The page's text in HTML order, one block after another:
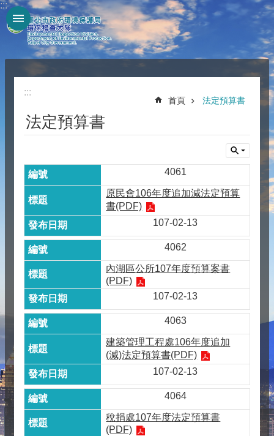
跳到主要內容區塊
:::
:::
首頁 法定預算書
法定預算書
4061
原民會106年度追加減法定預算
書(PDF)
107-02-13
4062
內湖區公所107年度預算案書
(PDF)
107-02-13
4063
建築管理工程處106年度追加
(減)法定預算書(PDF)
107-02-13
4064
稅捐處107年度法定預算書
(PDF)